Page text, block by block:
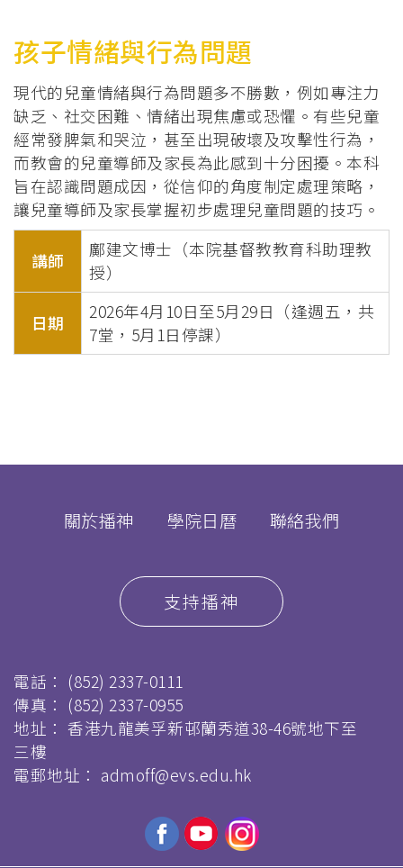
孩子情緒與行為問題
現代的兒童情緒與行為問題多不勝數，例如專注力
缺乏、社交困難、情緒出現焦慮或恐懼。有些兒童
經常發脾氣和哭泣，甚至出現破壞及攻擊性行為，
而教會的兒童導師及家長為此感到十分困擾。本科
旨在認識問題成因，從信仰的角度制定處理策略，
讓兒童導師及家長掌握初步處理兒童問題的技巧。
講師
鄺建文博士（本院基督教教育科助理教
授）
日期
2026年4月10日至5月29日（逢週五，共
7堂，5月1日停課）
關於播神 學院日曆 聯絡我們
支持播神
電話： (852) 2337-0111
傳真： (852) 2337-0955
地址： 香港九龍美孚新邨蘭秀道38-46號地下至
三樓
電郵地址： admoff@evs.edu.hk